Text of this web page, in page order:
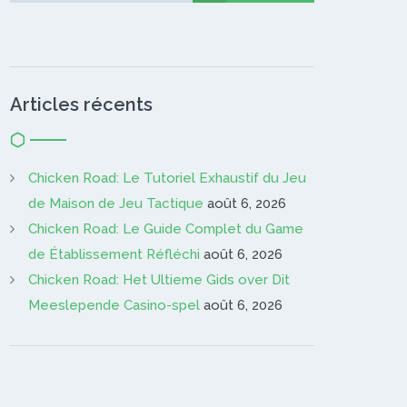
Articles récents
Chicken Road: Le Tutoriel Exhaustif du Jeu
de Maison de Jeu Tactique août 6, 2026
Chicken Road: Le Guide Complet du Game
de Établissement Réfléchi août 6, 2026
Chicken Road: Het Ultieme Gids over Dit
Meeslepende Casino-spel août 6, 2026